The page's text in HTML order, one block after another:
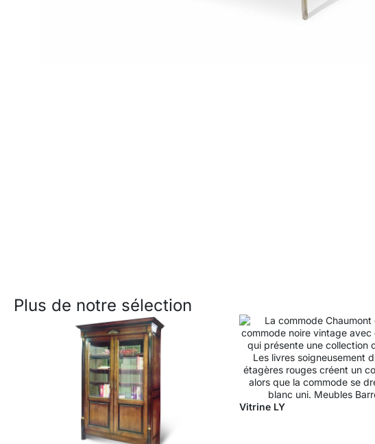
Plus de notre sélection
Vitrine LY